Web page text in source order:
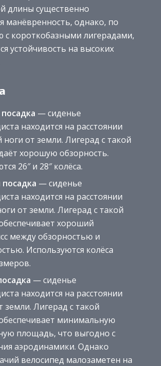
длины существенно
манёвренность, однако, по
с короткобазными лигерадами,
устойчивость на высоких
— сиденье
находится на расстоянии
ноги от земли. Лигерад с такой
хорошую обзорность.
26″ и 28″ колёса.
— сиденье
находится на расстоянии
от земли. Лигерад с такой
хороший
между обзорностью и
Используются колёса
— сиденье
находится на расстоянии
земли. Лигерад с такой
минимальную
площадь, что выгодно с
аэродинамики. Однако
велосипед малозаметен на